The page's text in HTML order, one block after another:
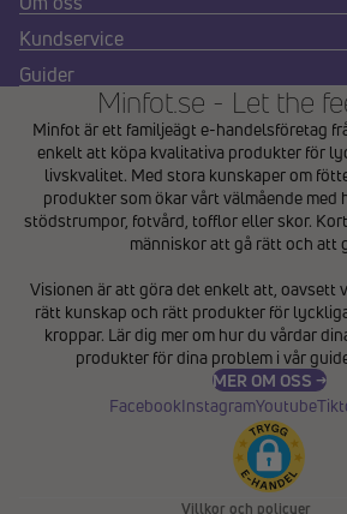
Kundservice
Guider
Minfot.se - Let the
Minfot är ett familjeägt e-handelsföretag
enkelt att köpa kvalitativa produkter för
livskvalitet. Med stora kunskaper om
produkter som ökar vårt välmående med
stödstrumpor, fotvård, tofflor eller skor.
människor att gå rätt och att
Visionen är att göra det enkelt att, oavsett
rätt kunskap och rätt produkter för
kroppar. Lär dig mer om hur du vårdar
produkter för dina problem i vår
MER OM OSS →
FacebookInstagramYoutube
Villkor och policyer
Återbetalningspolicy
Användarvillkor
Fraktpolicy
Kontaktinformation
Avbeställningspolicy
Rättsligt meddelande